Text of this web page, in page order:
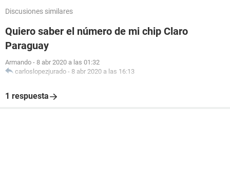
Discusiones similares
Quiero saber el número de mi chip Claro
Paraguay
Armando - 8 abr 2020 a las 01:32
carloslopezjurado - 8 abr 2020 a las 16:13
1 respuesta